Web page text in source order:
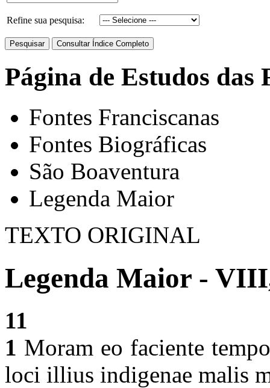
Refine sua pesquisa:
Página de Estudos das
Fontes Franciscanas
Fontes Biográficas
São Boaventura
Legenda Maior
TEXTO ORIGINAL
Legenda Maior -
11
1 Moram eo faciente
loci illius indigenae malis